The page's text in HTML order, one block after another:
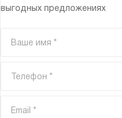
выгодных предложениях